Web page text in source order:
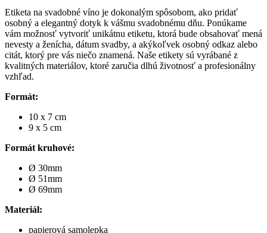
Etiketa na svadobné víno je dokonalým spôsobom, ako pridať
osobný a elegantný dotyk k vášmu svadobnému dňu. Ponúkame
vám možnosť vytvoriť unikátnu etiketu, ktorá bude obsahovať mená
nevesty a ženícha, dátum svadby, a akýkoľvek osobný odkaz alebo
citát, ktorý pre vás niečo znamená. Naše etikety sú vyrábané z
kvalitných materiálov, ktoré zaručia dlhú životnosť a profesionálny
vzhľad.
Formát:
10 x 7 cm
9 x 5 cm
Formát kruhové:
Ø 30mm
Ø 51mm
Ø 69mm
Materiál:
papierová samolepka